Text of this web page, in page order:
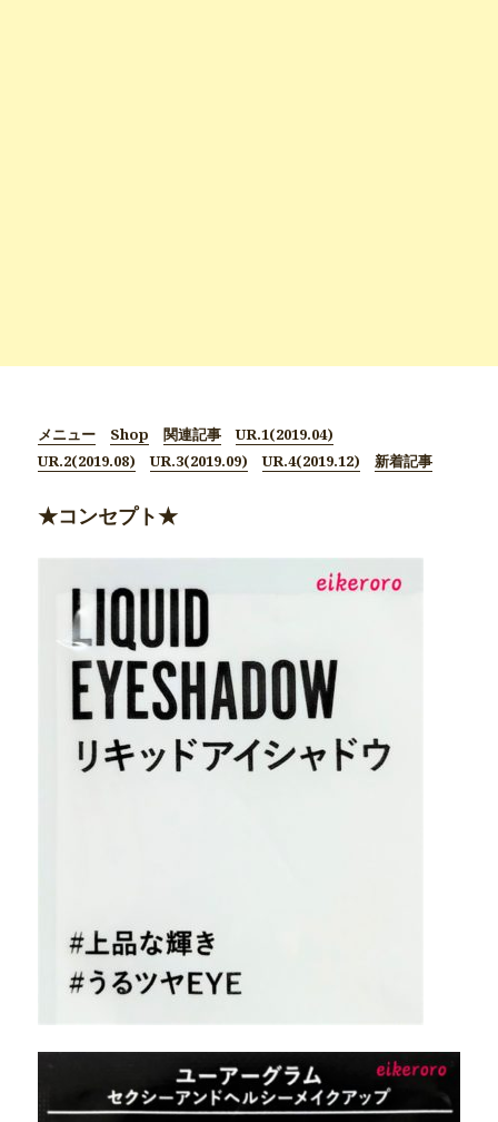
メニュー Shop 関連記事
UR.1(2019.04)
UR.2(2019.08)
UR.3(2019.09) UR.4(2019.12) 新着記事
★コンセプト★